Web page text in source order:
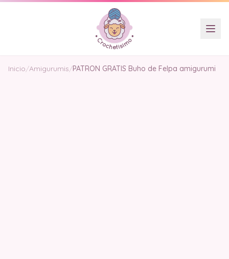
Inicio/Amigurumis/PATRON GRATIS Buho de Felpa amigurumi